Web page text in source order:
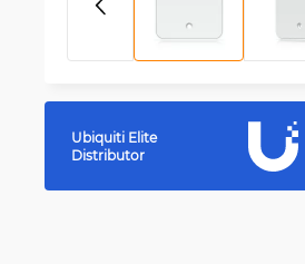
Ubiquiti Elite
Distributor